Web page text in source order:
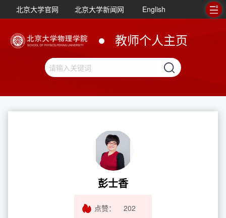
北京大学官网 北京大学新闻网 English
教师个人主页
彭士香
点赞： 202